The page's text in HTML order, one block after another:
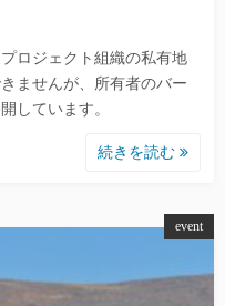
ロジェクト組織の私有地
ませんが、所有者のバー
しています。
続きを読む
event